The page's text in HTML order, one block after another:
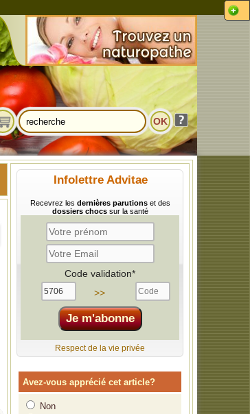
Infolettre Advitae
Recevrez les dernières parutionset des
dossiers chocssur la santé
Code validation*
>>
Respect de la vie privée
Avez-vous apprécié cet article?
Non